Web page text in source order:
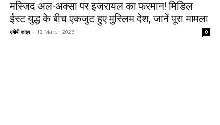
मस्जिद अल-अक्सा पर इजरायल का फरमान! मिडिल
ईस्ट युद्ध के बीच एकजुट हुए मुस्लिम देश, जानें पूरा मामला
एबीपी लाइव - 12 March 2026 0